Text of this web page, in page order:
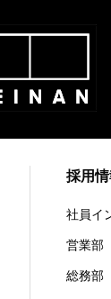
採用
社員イ
営業部
総務部